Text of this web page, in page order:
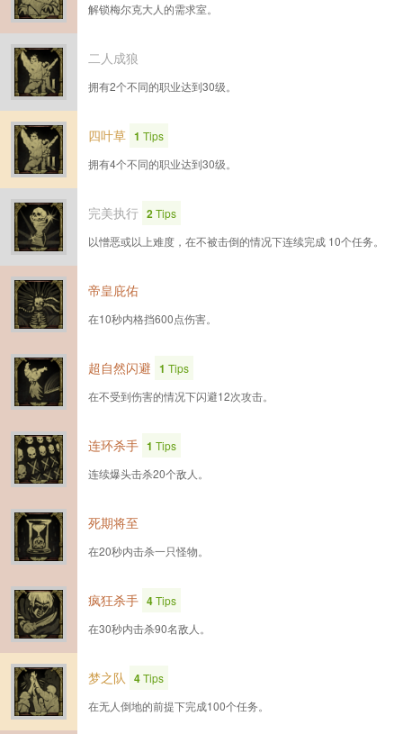
解锁梅尔克大人的需求室。
二人成狼
拥有2个不同的职业达到30级。
四叶草 1 Tips
拥有4个不同的职业达到30级。
完美执行 2Tips
以憎恶或以上难度，在不被击倒的情况下连续完成 10个任务。
帝皇庇佑
在10秒内格挡600点伤害。
超自然闪避 1 Tips
在不受到伤害的情况下闪避12次攻击。
连环杀手 1 Tips
连续爆头击杀20个敌人。
死期将至
在20秒内击杀一只怪物。
疯狂杀手 4Tips
在30秒内击杀90名敌人。
梦之队 4Tips
在无人倒地的前提下完成100个任务。